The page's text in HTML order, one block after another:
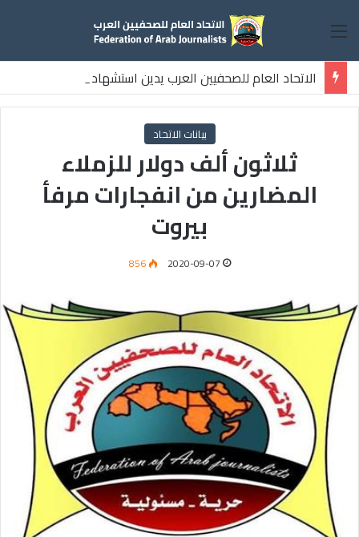
القائمة
الاتحاد العام للصحفيين العرب يدين استشهاد
ثلاثة صحفيين فلسطينيين باستهداف إسرائيلي وسط قطاع غزة
بيانات الاتحاد
ثلاثون ألف دولار للزملاء
المضارين من انفجارات مرفأ
بيروت
2020-09-07
856